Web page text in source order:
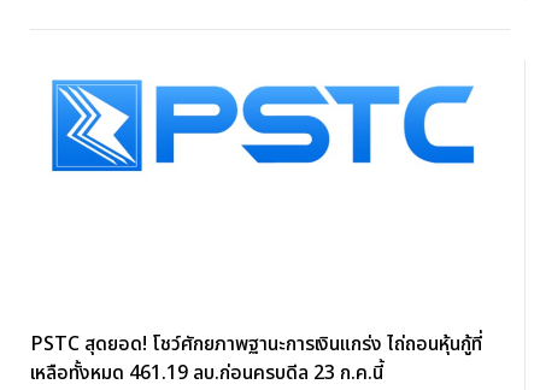
PSTC สุดยอด! โชว์ศักยภาพฐานะการเงินแกร่ง ไถ่ถอนหุ้นกู้ที่
เหลือทั้งหมด 461.19 ลบ.ก่อนครบดีล 23 ก.ค.นี้